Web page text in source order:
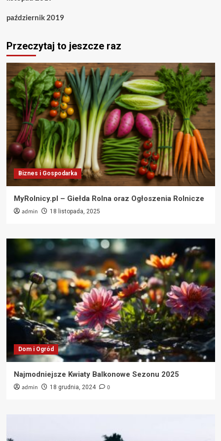
październik 2019
Przeczytaj to jeszcze raz
Biznes i Gospodarka
MyRolnicy.pl – Giełda Rolna oraz Ogłoszenia Rolnicze
admin 18 listopada, 2025
Dom i Ogród
Najmodniejsze Kwiaty Balkonowe Sezonu 2025
admin 18 grudnia, 2024 0